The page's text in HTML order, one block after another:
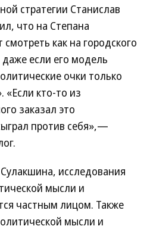
стратегии Станислав
что на Степана
как на городского
если его модель
очки только
«Если кто-то из
заказал это
против себя»,—
исследования
мысли и
частным лицом. Также
мысли и